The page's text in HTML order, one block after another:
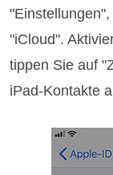
"iCloud".
tippen Sie auf
iPad-Kontakte